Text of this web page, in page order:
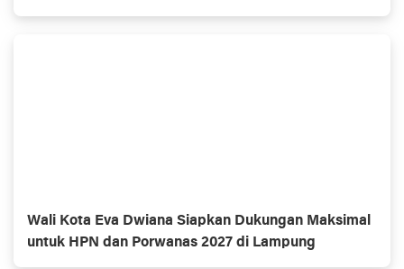
Usia Dini
Wali Kota Eva Dwiana Siapkan Dukungan Maksimal
untuk HPN dan Porwanas 2027 di Lampung